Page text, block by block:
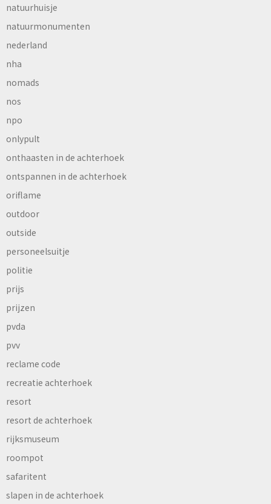
natuurhuisje
natuurmonumenten
nederland
nha
nomads
nos
npo
onlypult
onthaasten in de achterhoek
ontspannen in de achterhoek
oriflame
outdoor
outside
personeelsuitje
politie
prijs
prijzen
pvda
pvv
reclame code
recreatie achterhoek
resort
resort de achterhoek
rijksmuseum
roompot
safaritent
slapen in de achterhoek